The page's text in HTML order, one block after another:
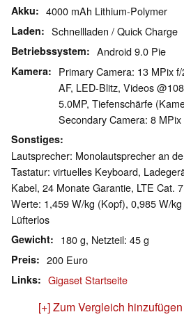
Akku 4000 mAh Lithium-Polymer
Laden Schnellladen / Quick Charge
Betriebssystem Android 9.0 Pie
Kamera
Primary Camera: 13 MPix
AF, LED-Blitz, Videos
5.0MP, Tiefenschärfe
Secondary Camera: 8
Sonstiges
Lautsprecher: Monolautsprecher an
Tastatur: virtuelles Keyboard,
Kabel, 24 Monate Garantie, LTE Cat.
Werte: 1,459 W/kg (Kopf), 0,985 W/
Lüfterlos
Gewicht 180 g, Netzteil: 45 g
Preis 200 Euro
Links Gigaset Startseite
[+] Zum Vergleich hinzufügen